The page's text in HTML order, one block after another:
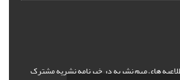
های مهم نشریه در خبرنامه نشریه مشترک